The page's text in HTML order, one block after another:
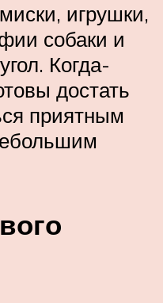
игрушки,
собаки и
Когда-
достать
приятным